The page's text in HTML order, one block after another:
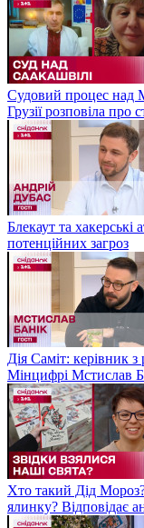
Судовий процес над
Грузії розповіла про
Блекаут та хакерські
потенційних загроз
Дія Саміт: керівник
Мінцифрі Мстислав
Хто такий Дід
ялинку? Відповідає